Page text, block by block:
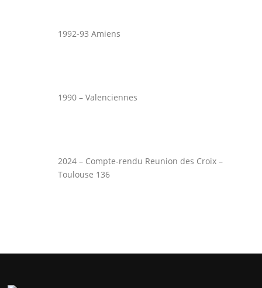
1992-93 Amiens
1990 – Valenciennes
2024 – Compte-rendu Reunion des Croix –
Toulouse 136